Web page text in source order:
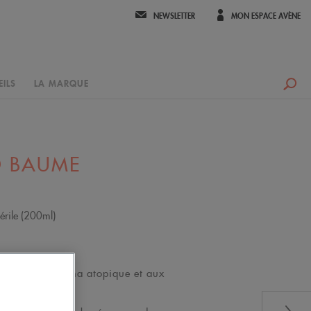
NEWSLETTER MON ESPACE AVÈNE
LA MARQUE
BAUME
(200ml)
à l'eczéma atopique et aux